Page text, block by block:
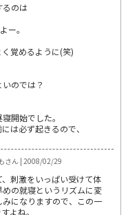
るのは
ー。
覚めるように(笑)
のでは？
開始でした。
は必ず起きるので、
さん | 2008/02/29
刺激をいっぱい受けて体
の就寝というリズムに変
になりますので、この一
よね。